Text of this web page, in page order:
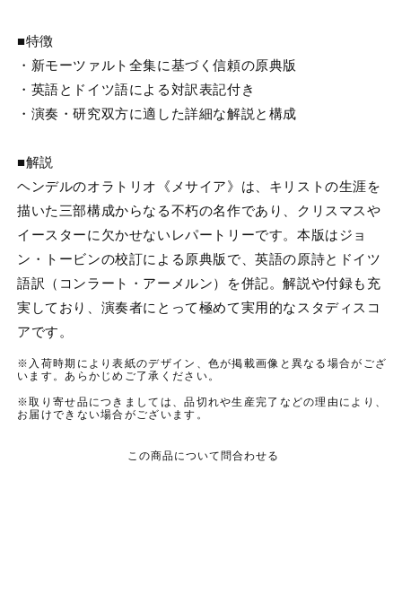
量
を
減
ら
す
増
や
す
■特徴
・新モーツァルト全集に基づく信頼の原典版
・英語とドイツ語による対訳表記付き
・演奏・研究双方に適した詳細な解説と構成
■解説
ヘンデルのオラトリオ《メサイア》は、キリストの生涯を
描いた三部構成からなる不朽の名作であり、クリスマスや
イースターに欠かせないレパートリーです。本版はジョ
ン・トービンの校訂による原典版で、英語の原詩とドイツ
語訳（コンラート・アーメルン）を併記。解説や付録も充
実しており、演奏者にとって極めて実用的なスタディスコ
アです。
※入荷時期により表紙のデザイン、色が掲載画像と異なる場合がござ
います。あらかじめご了承ください。
※取り寄せ品につきましては、品切れや生産完了などの理由により、
お届けできない場合がございます。
この商品について問合わせる